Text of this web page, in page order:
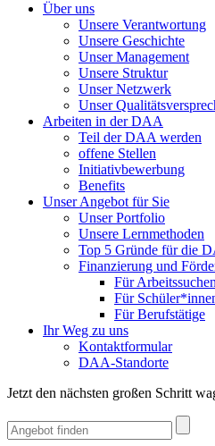
Über uns
Unsere Verantwortung
Unsere Geschichte
Unser Management
Unsere Struktur
Unser Netzwerk
Unser
Arbeiten in der DAA
Teil der DAA werden
offene Stellen
Initiativbewerbung
Benefits
Unser Angebot für Sie
Unser Portfolio
Unsere Lernmethoden
Top 5 Gründe für die
Finanzierung und
Für
Für
Für Berufstätige
Ihr Weg zu uns
Kontaktformular
DAA-Standorte
Jetzt den nächsten großen Schritt